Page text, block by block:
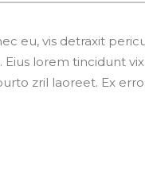
eu, vis detraxit
Eius lorem tincidunt
zril laoreet. Ex